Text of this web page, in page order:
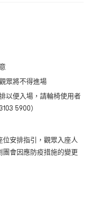
眾將不得進場
以便入場，請輪椅使用者
5900）
安排指引，觀眾入座人
會因應防疫措施的變更